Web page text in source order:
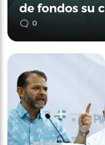
de fondos su
0